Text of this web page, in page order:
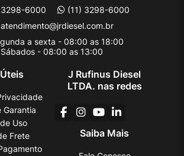
3298-6000
(11) 3298-6000
atendimento@jrdiesel.com.br
a sexta - 08:00 as 18:00
Sábados - 08:00 as 13:00
Garantia
Uso
Frete
J Rufinus Diesel
LTDA. nas redes
Saiba Mais